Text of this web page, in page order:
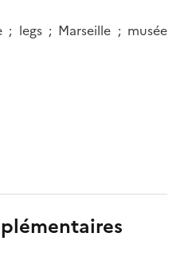
legs ; Marseille ; musée